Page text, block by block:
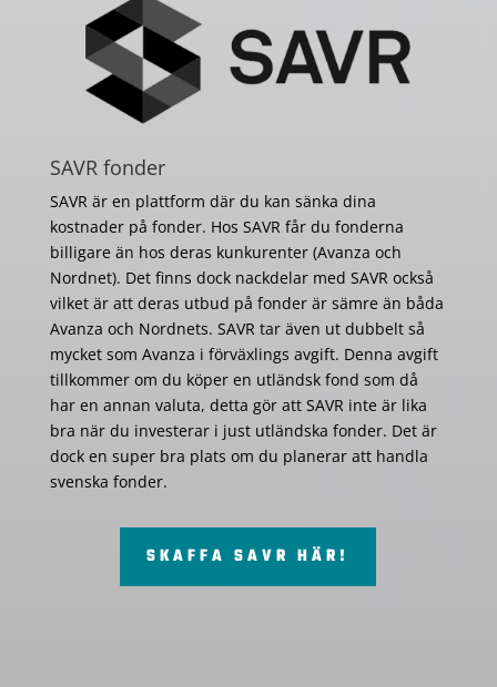
SAVR fonder
SAVR är en plattform där du kan sänka dina
kostnader på fonder. Hos SAVR får du fonderna
billigare än hos deras kunkurenter (Avanza och
Nordnet). Det finns dock nackdelar med SAVR också
vilket är att deras utbud på fonder är sämre än båda
Avanza och Nordnets. SAVR tar även ut dubbelt så
mycket som Avanza i förväxlings avgift. Denna avgift
tillkommer om du köper en utländsk fond som då
har en annan valuta, detta gör att SAVR inte är lika
bra när du investerar i just utländska fonder. Det är
dock en super bra plats om du planerar att handla
svenska fonder.
SKAFFA SAVR HÄR!